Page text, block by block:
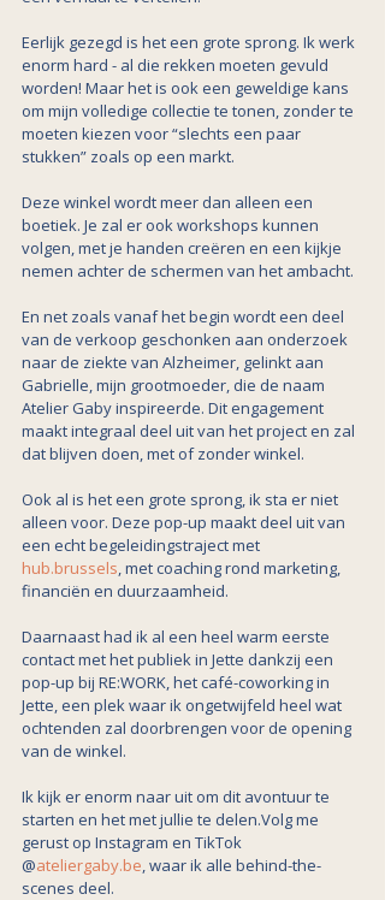
Eerlijk gezegd is het een grote sprong. Ik werk
enorm hard - al die rekken moeten gevuld
worden! Maar het is ook een geweldige kans
om mijn volledige collectie te tonen, zonder te
moeten kiezen voor “slechts een paar
stukken” zoals op een markt.
Deze winkel wordt meer dan alleen een
boetiek. Je zal er ook workshops kunnen
volgen, met je handen creëren en een kijkje
nemen achter de schermen van het ambacht.
En net zoals vanaf het begin wordt een deel
van de verkoop geschonken aan onderzoek
naar de ziekte van Alzheimer, gelinkt aan
Gabrielle, mijn grootmoeder, die de naam
Atelier Gaby inspireerde. Dit engagement
maakt integraal deel uit van het project en zal
dat blijven doen, met of zonder winkel.
Ook al is het een grote sprong, ik sta er niet
alleen voor. Deze pop-up maakt deel uit van
een echt begeleidingstraject met
hub.brussels, met coaching rond marketing,
financiën en duurzaamheid.
Daarnaast had ik al een heel warm eerste
contact met het publiek in Jette dankzij een
pop-up bij RE:WORK, het café-coworking in
Jette, een plek waar ik ongetwijfeld heel wat
ochtenden zal doorbrengen voor de opening
van de winkel.
Ik kijk er enorm naar uit om dit avontuur te
starten en het met jullie te delen.Volg me
gerust op Instagram en TikTok
@ateliergaby.be, waar ik alle behind-the-
scenes deel.